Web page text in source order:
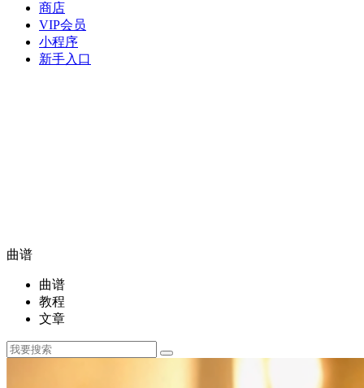
商店
VIP会员
小程序
新手入口
曲谱
曲谱
教程
文章